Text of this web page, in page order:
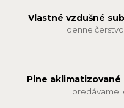
Vlastné vzdušné
denne
Plne
predávame